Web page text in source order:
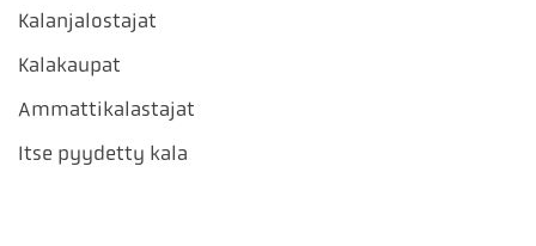
Kalanjalostajat
Kalakaupat
Ammattikalastajat
Itse pyydetty kala